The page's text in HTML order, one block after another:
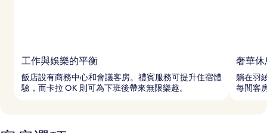
工作與娛樂的平衡
飯店設有商務中心和會議客房。禮賓服務可提升住宿體
驗，而卡拉 OK 則可為下班後帶來無限樂趣。
奢華休
躺在羽
每間客